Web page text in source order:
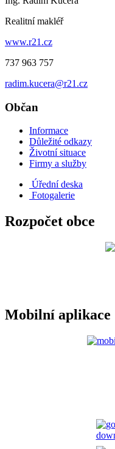
Realitní makléř
www.r21.cz
737 963 757
radim.kucera@r21.cz
Občan
Informace
Důležité odkazy
Životní situace
Firmy a služby
Úřední deska
Fotogalerie
Rozpočet obce
Mobilní aplikace